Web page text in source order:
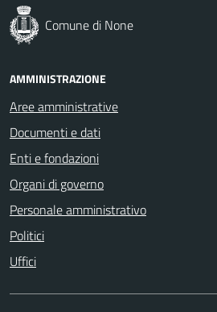
Comune di None
AMMINISTRAZIONE
Aree amministrative
Documenti e dati
Enti e fondazioni
Organi di governo
Personale amministrativo
Politici
Uffici